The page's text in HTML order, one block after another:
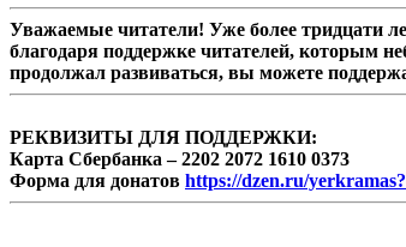
Уважаемые читатели! Уже более тридцати
благодаря поддержке читателей, которым
продолжал развиваться, вы можете
РЕКВИЗИТЫ ДЛЯ ПОДДЕРЖКИ:
Карта Сбербанка – 2202 2072 1610 0373
Форма для донатов https://dzen.ru/